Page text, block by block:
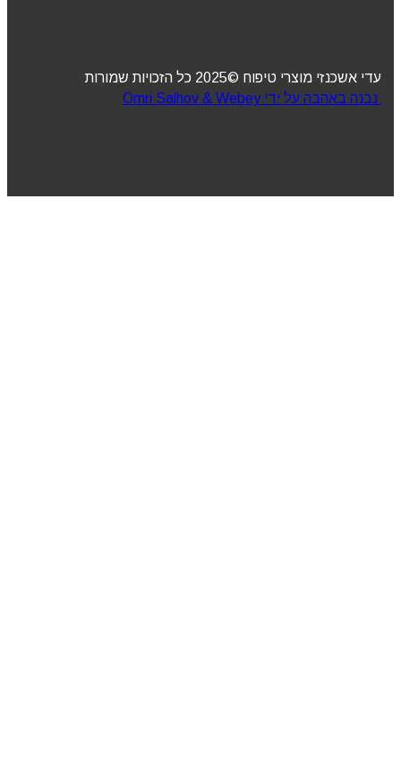
עדי אשכנזי מוצרי טיפוח ©2025 כל הזכויות שמורות
נבנה באהבה על ידי Omri Salhov & Webey